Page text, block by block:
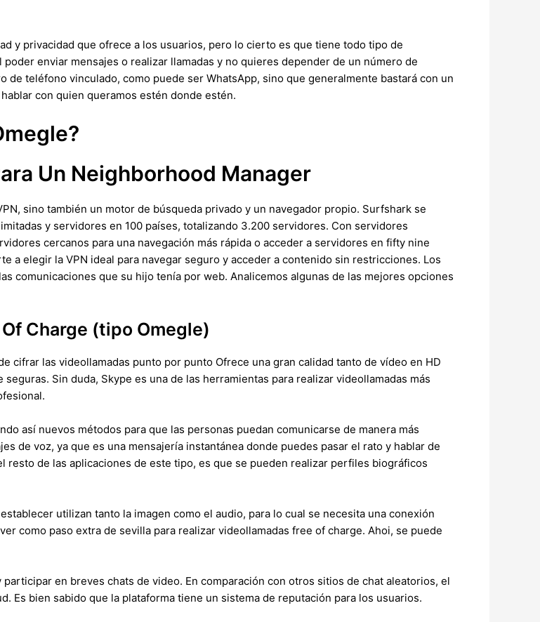
y privacidad que ofrece a los usuarios, pero lo cierto es que tiene todo tipo de
enviar mensajes o realizar llamadas y no quieres depender de un número de
teléfono vinculado, como puede ser WhatsApp, sino que generalmente bastará con un
con quien queramos estén donde estén.
Un Neighborhood Manager
sino también un motor de búsqueda privado y un navegador propio. Surfshark se
y servidores en 100 países, totalizando 3.200 servidores. Con servidores
cercanos para una navegación más rápida o acceder a servidores en fifty nine
a elegir la VPN ideal para navegar seguro y acceder a contenido sin restricciones. Los
comunicaciones que su hijo tenía por web. Analicemos algunas de las mejores opciones
Charge (tipo Omegle)
cifrar las videollamadas punto por punto Ofrece una gran calidad tanto de vídeo en HD
Sin duda, Skype es una de las herramientas para realizar videollamadas más
así nuevos métodos para que las personas puedan comunicarse de manera más
de voz, ya que es una mensajería instantánea donde puedes pasar el rato y hablar de
de las aplicaciones de este tipo, es que se pueden realizar perfiles biográficos
utilizan tanto la imagen como el audio, para lo cual se necesita una conexión
como paso extra de sevilla para realizar videollamadas free of charge. Ahoi, se puede
en breves chats de video. En comparación con otros sitios de chat aleatorios, el
Es bien sabido que la plataforma tiene un sistema de reputación para los usuarios.